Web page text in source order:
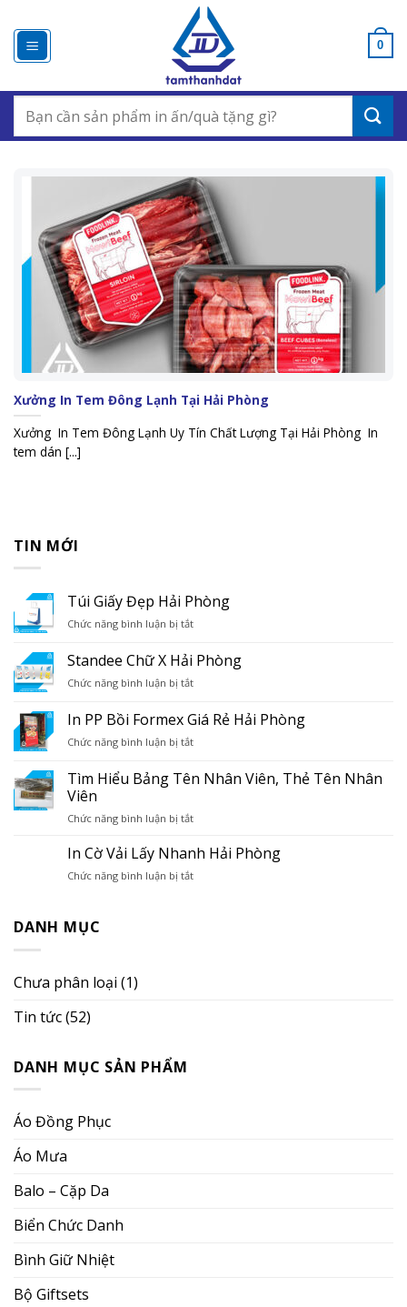
đến
nội
0
for:
Xưởng In Tem Đông Lạnh Tại Hải Phòng
Xưởng In Tem Đông Lạnh Uy Tín Chất Lượng Tại Hải Phòng In
tem dán [...]
TIN MỚI
Túi Giấy Đẹp Hải Phòng
Chức năng bình luận bị tắtở
Giấy
Đẹp
Hải
Standee Chữ X Hải Phòng
Chức năng bình luận bị tắtở
Chữ
X
Hải
In PP Bồi Formex Giá Rẻ Hải Phòng
Chức năng bình luận bị tắtở
PP
Bồi
Giá
Hải
Tìm Hiểu Bảng Tên Nhân Viên, Thẻ Tên Nhân
Viên
Chức năng bình luận bị tắtở
Hiểu
Tên
In Cờ Vải Lấy Nhanh Hải Phòng
Chức năng bình luận bị tắtở
DANH MỤC
Chưa phân loại (1)
Tin tức(52)
DANH MỤC SẢN PHẨM
Áo Đồng Phục
Áo Mưa
Balo – Cặp Da
Biển Chức Danh
Bình Giữ Nhiệt
Bộ Giftsets